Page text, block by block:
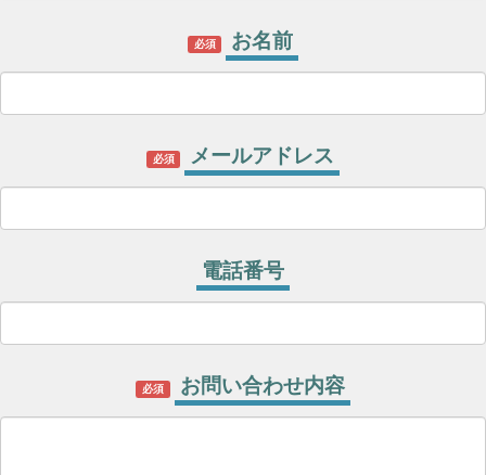
必須 お名前
必須 メールアドレス
電話番号
必須 お問い合わせ内容